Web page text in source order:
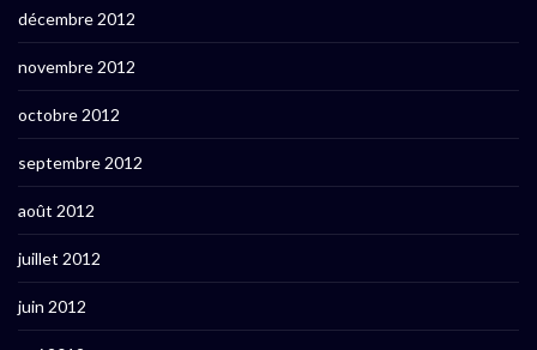
décembre 2012
novembre 2012
octobre 2012
septembre 2012
août 2012
juillet 2012
juin 2012